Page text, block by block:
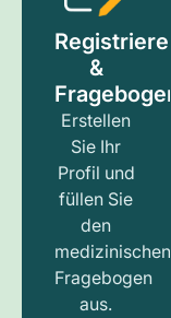
Registrieren
&
Fragebogen
Erstellen
Sie Ihr
Profil und
füllen Sie
den
medizinischen
Fragebogen
aus.